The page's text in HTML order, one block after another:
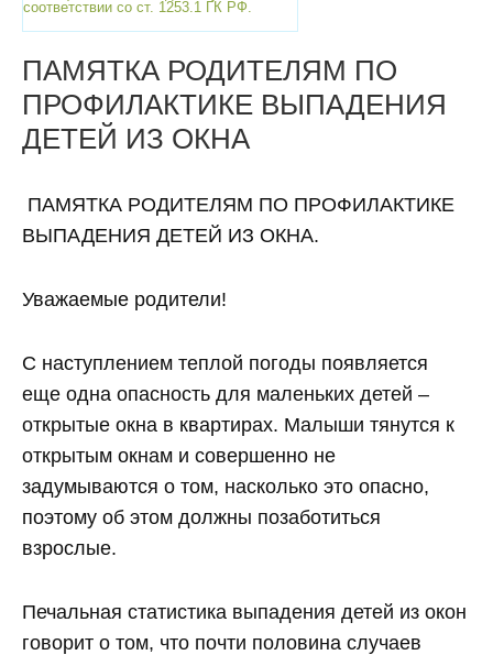
соответствии со ст. 1253.1 ГК РФ.
ПАМЯТКА РОДИТЕЛЯМ ПО
ПРОФИЛАКТИКЕ ВЫПАДЕНИЯ
ДЕТЕЙ ИЗ ОКНА
ПАМЯТКА РОДИТЕЛЯМ ПО ПРОФИЛАКТИКЕ
ВЫПАДЕНИЯ ДЕТЕЙ ИЗ ОКНА.
Уважаемые родители!
С наступлением теплой погоды появляется
еще одна опасность для маленьких детей –
открытые окна в квартирах. Малыши тянутся к
открытым окнам и совершенно не
задумываются о том, насколько это опасно,
поэтому об этом должны позаботиться
взрослые.
Печальная статистика выпадения детей из окон
говорит о том, что почти половина случаев